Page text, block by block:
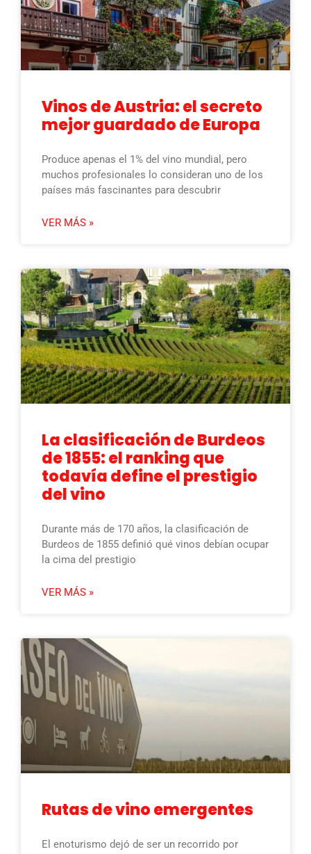
Vinos de Austria: el secreto
mejor guardado de Europa
Produce apenas el 1% del vino mundial, pero
muchos profesionales lo consideran uno de los
países más fascinantes para descubrir
VER MÁS »
La clasificación de Burdeos
de 1855: el ranking que
todavía define el prestigio
del vino
Durante más de 170 años, la clasificación de
Burdeos de 1855 definió qué vinos debían ocupar
la cima del prestigio
VER MÁS »
Rutas de vino emergentes
El enoturismo dejó de ser un recorrido por